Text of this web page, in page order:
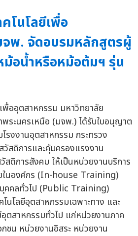
โนโลยีเพื่อ
พ. จัดอบรมหลักสูตรผู้
ม้อน้ำหรือหม้อต้มฯ รุ่น
พื่ออุตสาหกรรม มหาวิทยาลัย
พระนครเหนือ (มจพ.) ได้รับใบอนุญาต
รงงานอุตสาหกรรม กระทรวง
สดิการและคุ้มครองแรงงาน
สดิการสังคม ให้เป็นหน่วยงานบริการ
นองค์กร (In-house Training)
คคลทั่วไป (Public Training)
นโลยีอุตสาหกรรมเฉพาะทาง และ
ตสาหกรรมทั่วไป แก่หน่วยงานภาค
ชน หน่วยงานอิสระ หน่วยงาน